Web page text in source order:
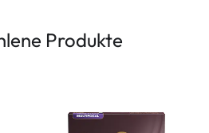
Produkte